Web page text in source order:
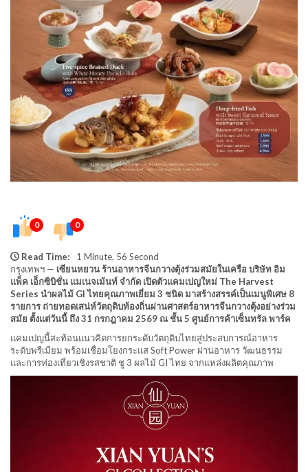
0 0
Read Time:
1 Minute, 56 Second
กรุงเทพฯ — เซียนหยวน ร้านอาหารจีนกวางตุ้งร่วมสมัยในเครือ บริษัท อิม
แพ็ค เอ็กซิบิชั่น แมเนจเม้นท์ จำกัด เปิดตัวแคมเปญใหม่ The Harvest
Series นำผลไม้ GI ไทยคุณภาพเยี่ยม 3 ชนิด มาสร้างสรรค์เป็นเมนูพิเศษ 8
รายการ ถ่ายทอดเสน่ห์วัตถุดิบท้องถิ่นผ่านศาสตร์อาหารจีนกวางตุ้งอย่างร่วม
สมัย ตั้งแต่วันนี้ ถึง 31 กรกฎาคม 2569 ณ ชั้น 5 ศูนย์การค้าเซ็นทรัล พาร์ค
แคมเปญนี้สะท้อนแนวคิดการยกระดับวัตถุดิบไทยสู่ประสบการณ์อาหาร
ระดับพรีเมียม พร้อมเชื่อมโยงกระแส Soft Power ผ่านอาหาร วัฒนธรรม
และการท่องเที่ยวเชิงรสชาติ ชู 3 ผลไม้ GI ไทย จากแหล่งผลิตคุณภาพ